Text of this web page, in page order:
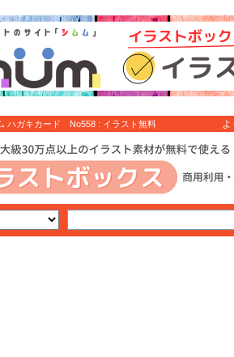
ハガキカード No558 : イラスト無料 よ